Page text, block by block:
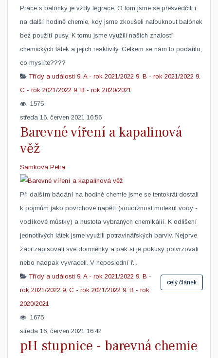
​Práce s balónky je vždy legrace. O tom jsme se přesvědčili i
na další hodině chemie, kdy jsme zkoušeli nafouknout balónek
bez použití pusy. K tomu jsme využili našich znalostí
chemických látek a jejich reaktivity. Celkem se nám to podařilo,
co myslíte????
Třídy a události 9. A - rok 2021/2022 9. B - rok 2021/2022 9.
C - rok 2021/2022 9. B - rok 2020/2021
1575
středa 16. červen 2021 16:56
Barevné víření a kapalinová
věž
Samková Petra
Při dalším bádání na hodině chemie jsme se tentokrát dostali
k pojmům jako povrchové napětí (soudržnost molekul vody -
vodíkové můstky) a hustota vybraných chemikálií. K odlišení
jednotlivých látek jsme využili potravinářských barviv. Nejprve
žáci zapisovali své domněnky a pak si je pokusy potvrzovali
nebo naopak vyvraceli. V neposlední ř...
celý článek
Třídy a události 9. A - rok 2021/2022 9. B -
rok 2021/2022 9. C - rok 2021/2022 9. B - rok
2020/2021
1675
středa 16. červen 2021 16:42
pH stupnice - barevná chemie